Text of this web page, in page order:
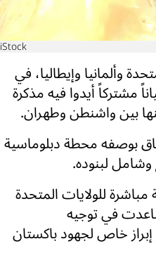
iStock
وألمانيا وإيطاليا، في
مشتركاً أيدوا فيه مذكرة
بين واشنطن وطهران.
بوصفه محطة دبلوماسية
لبنوده.
للولايات المتحدة
في توجيه
إبراز خاص لجهود باكستان